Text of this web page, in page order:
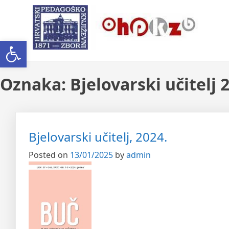
Open toolbar
Ogranak Hrvatskoga
Oznaka: Bjelovarski učitelj
Bjelovarski učitelj, 2024.
Posted on 13/01/2025 byadmin